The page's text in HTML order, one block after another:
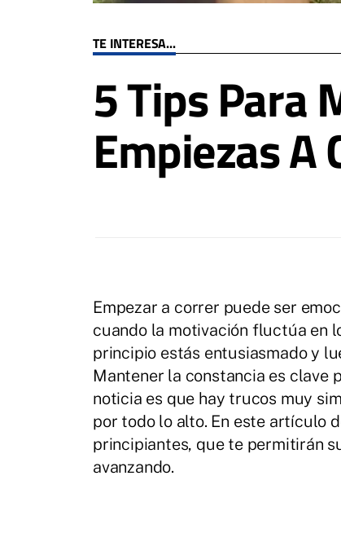
TE INTERESA...
5 Tips Para
Empiezas A
Empezar a correr puede ser
cuando la motivación fluctúa en
principio estás entusiasmado y
Mantener la constancia es clave
noticia es que hay trucos muy
por todo lo alto. En este artículo
principiantes, que te permitirán
avanzando.